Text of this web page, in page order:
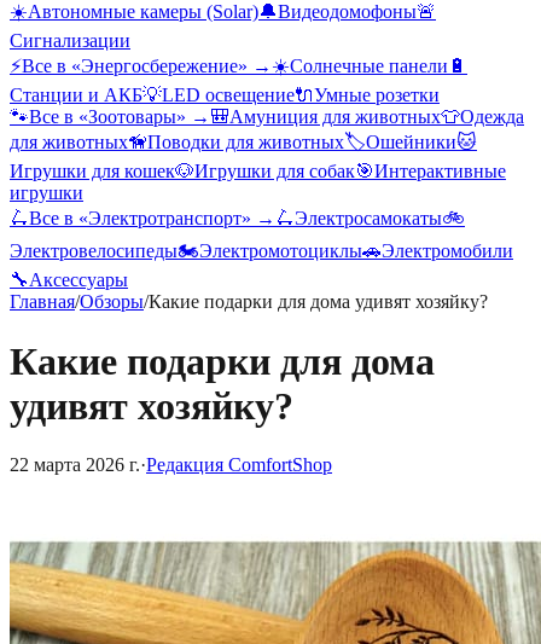
☀️Автономные камеры (Solar)🔔Видеодомофоны🚨
Сигнализации
⚡Все в «Энергосбережение» → ☀️Солнечные панели 🔋
Станции и АКБ💡LED освещение🔌Умные розетки
🐾Все в «Зоотовары» → 🎒Амуниция для животных👕Одежда
для животных🦮Поводки для животных🏷️Ошейники🐱
Игрушки для кошек🐶Игрушки для собак🎯Интерактивные
игрушки
🛴Все в «Электротранспорт» → 🛴Электросамокаты🚲
Электровелосипеды🏍️Электромотоциклы🚗Электромобили
🔧Аксессуары
Главная/Обзоры/Какие подарки для дома удивят хозяйку?
Какие подарки для дома
удивят хозяйку?
22 марта 2026 г.·Редакция ComfortShop